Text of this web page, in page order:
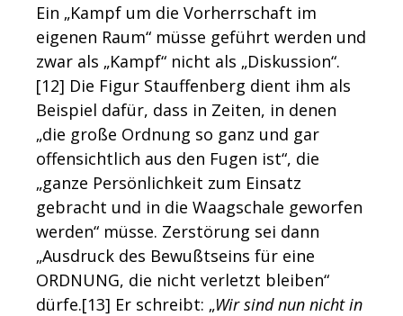
Ein „Kampf um die Vorherrschaft im
eigenen Raum“ müsse geführt werden und
zwar als „Kampf“ nicht als „Diskussion“.
[12] Die Figur Stauffenberg dient ihm als
Beispiel dafür, dass in Zeiten, in denen
„die große Ordnung so ganz und gar
offensichtlich aus den Fugen ist“, die
„ganze Persönlichkeit zum Einsatz
gebracht und in die Waagschale geworfen
werden“ müsse. Zerstörung sei dann
„Ausdruck des Bewußtseins für eine
ORDNUNG, die nicht verletzt bleiben“
dürfe.[13] Er schreibt: „Wir sind nun nicht in